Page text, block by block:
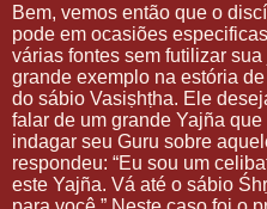
Bem, vemos então que o
pode em ocasiões
várias fontes sem futilizar
grande exemplo na estória
do sábio Vasiṣhṭha. Ele
falar de um grande Yajña
indagar seu Guru sobre
respondeu: “Eu sou um
este Yajña. Vá até o sábio